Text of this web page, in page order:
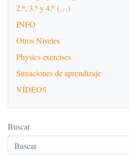
2.º, 3.º y 4.º (…)
INFO
Otros Niveles
Physics exercises
Situaciones de aprendizaje
VÍDEOS
Buscar